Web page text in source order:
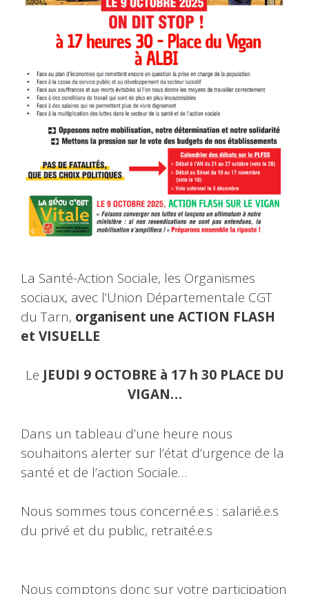
La Santé-Action Sociale, les Organismes
sociaux, avec l’Union Départementale CGT
du Tarn, organisent une ACTION FLASH
et VISUELLE
Le JEUDI 9 OCTOBRE à 17 h 30 PLACE DU
VIGAN…
Dans un tableau d’une heure nous
souhaitons alerter sur l’état d’urgence de la
santé et de l’action Sociale…
Nous sommes tous concerné.e.s : salarié.e.s
du privé et du public, retraité.e.s
Nous comptons donc sur votre participation